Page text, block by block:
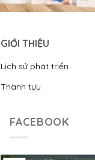
GIỚI THIỆU
Lịch sử phát triển
Thành tựu
FACEBOOK